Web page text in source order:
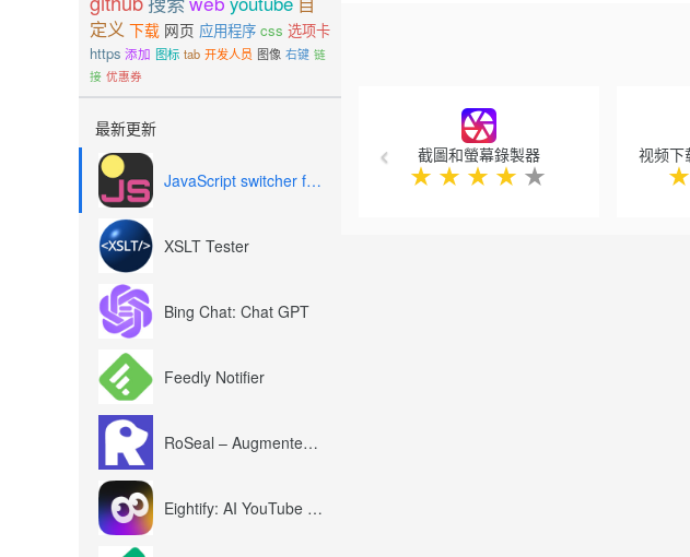
定义 下载 网页 应用程序 css 选项卡
https 添加 图标 tab 开发人员 图像 右键 链
接 优惠券
最新更新
JavaScript switcher for SEO and development
XSLT Tester
Bing Chat: Chat GPT
Feedly Notifier
RoSeal – Augmented Roblox Experience
Eightify: AI YouTube Summary with ChatGPT
截圖和螢幕錄製器
★ ★ ★ ★ ★ ★